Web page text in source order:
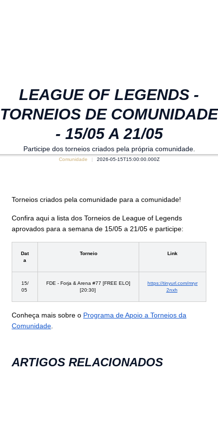
LEAGUE OF LEGENDS -
TORNEIOS DE COMUNIDADE
- 15/05 A 21/05
Participe dos torneios criados pela própria comunidade.
Comunidade 2026-05-15T15:00:00.000Z
Torneios criados pela comunidade para a comunidade!
Confira aqui a lista dos Torneios de League of Legends
aprovados para a semana de 15/05 a 21/05 e participe:
Dat
a
Torneio Link
15/
05
FDE - Forja & Arena #77 [FREE ELO]
[20:30]
https://tinyurl.com/mryr
2nxh
Conheça mais sobre o Programa de Apoio a Torneios da
Comunidade
ARTIGOS RELACIONADOS